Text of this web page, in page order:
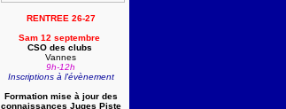
RENTREE 26-27
Sam 12 septembre
CSO des clubs
Vannes
9h-12h
Inscriptions à l'évènement
Formation mise à jour des
connaissances Juges Piste